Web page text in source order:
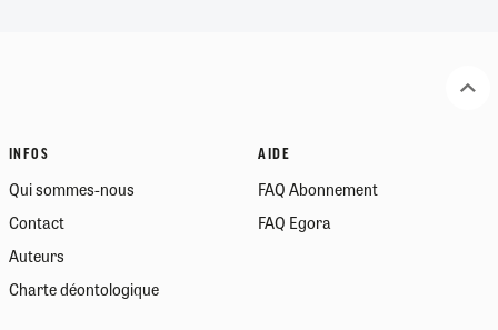
INFOS
Qui sommes-nous
Contact
Auteurs
Charte déontologique
AIDE
FAQ Abonnement
FAQ Egora